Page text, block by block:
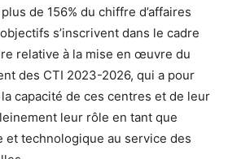
de 156% du chiffre d’affaires
s’inscrivent dans le cadre
relative à la mise en œuvre du
des CTI 2023-2026, qui a pour
capacité de ces centres et de leur
leur rôle en tant que
et technologique au service des